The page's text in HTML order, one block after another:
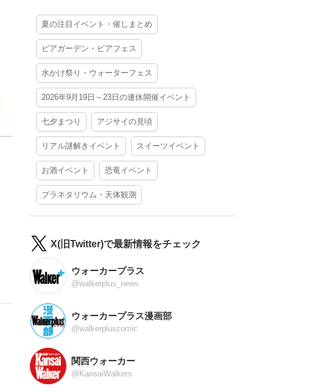
夏の注目イベント・催しまとめ
ビアガーデン・ビアフェス
水かけ祭り・ウォーターフェス
2026年9月19日～23日の連休開催イベント
七夕まつり アジサイの見頃
リアル謎解きイベント スイーツイベント
お酒イベント 恐竜イベント
プラネタリウム・天体観測
X(旧Twitter)で最新情報をチェック
ウォーカープラス
@walkerplus_news
ウォーカープラス漫画部
@walkerpluscomic
関西ウォーカー
@KansaiWalkers